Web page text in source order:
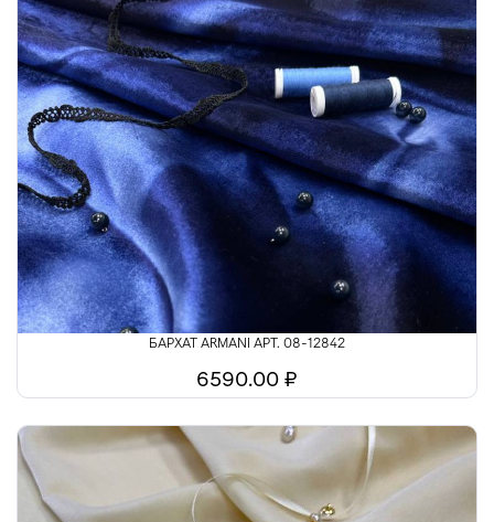
БАРХАТ ARMANI АРТ. 08-12842
6590.00 ₽